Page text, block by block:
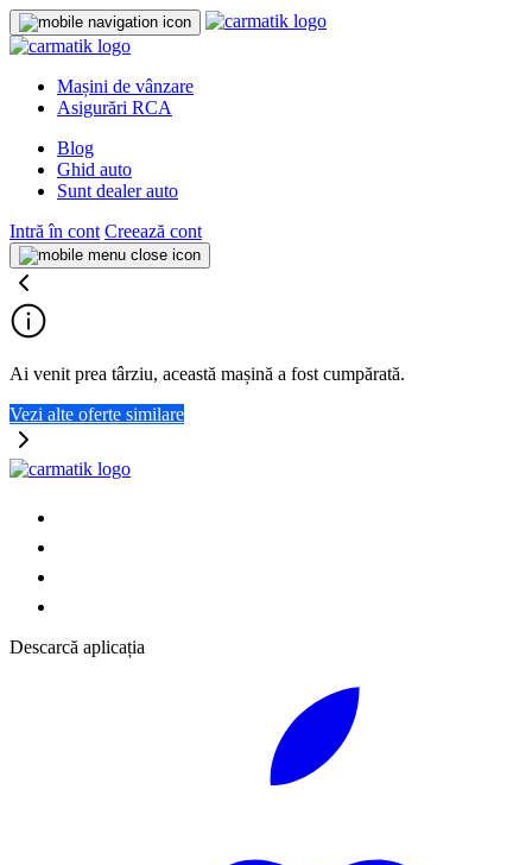
Mașini de vânzare
Asigurări RCA
Blog
Ghid auto
Sunt dealer auto
Intră în cont Creează cont
Ai venit prea târziu, această mașină a fost cumpărată.
Vezi alte oferte similare
Descarcă aplicația